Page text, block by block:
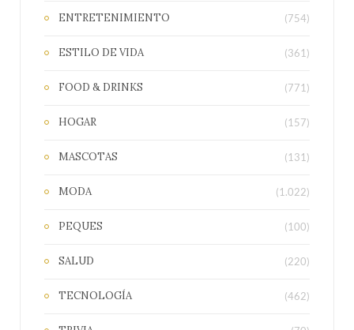
ENTRETENIMIENTO (754)
ESTILO DE VIDA (361)
FOOD & DRINKS (771)
HOGAR (157)
MASCOTAS (131)
MODA (1.022)
PEQUES (100)
SALUD (220)
TECNOLOGÍA (462)